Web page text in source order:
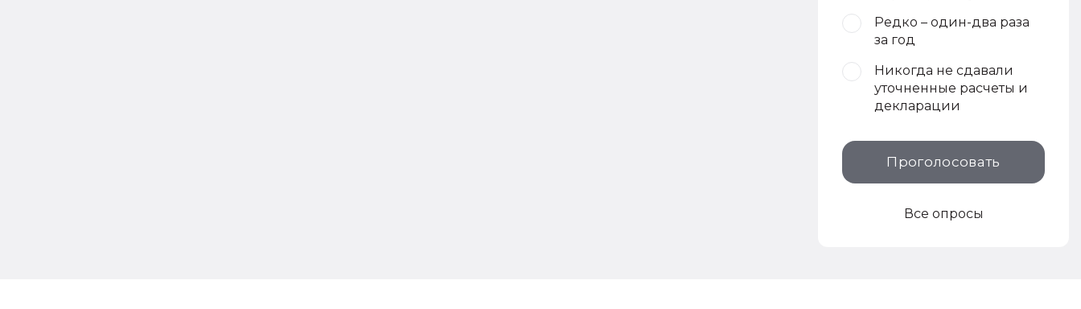
Редко – один-два раза
за год
Никогда не сдавали
уточненные расчеты и
декларации
Проголосовать
Все опросы